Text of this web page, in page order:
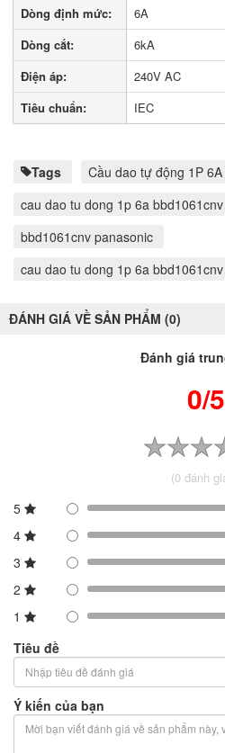
Dòng định mức:
6A
Dòng cắt:
6kA
Điện áp:
240V AC
Tiêu chuẩn:
IEC
Tags
Cầu dao tự động 1P
cau dao tu dong 1p 6a
bbd1061cnv panasonic
cau dao tu dong 1p 6a
ĐÁNH GIÁ VỀ SẢN PHẨM (0)
Đánh giá
0/5
(0 đánh
5
4
3
2
1
Tiêu đề
Ý kiến của bạn